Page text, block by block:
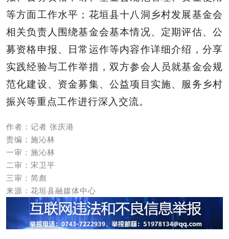
等方面工作水平；花垣县十八洞乡村发展基金会
相关负责人围绕基金会基本情况、定期评估、公
募资格申报、日常运作等内容作详细介绍，分享
实践经验与工作举措，双方参会人员就基金会规
范化建设、资金募集、公益项目实施、服务乡村
振兴等重点工作进行深入交流。
作者：记者 张庆港
责编：施沁林
一审：施沁林
二审：宋卫平
三审：简彪
来源：花垣县融媒体中心